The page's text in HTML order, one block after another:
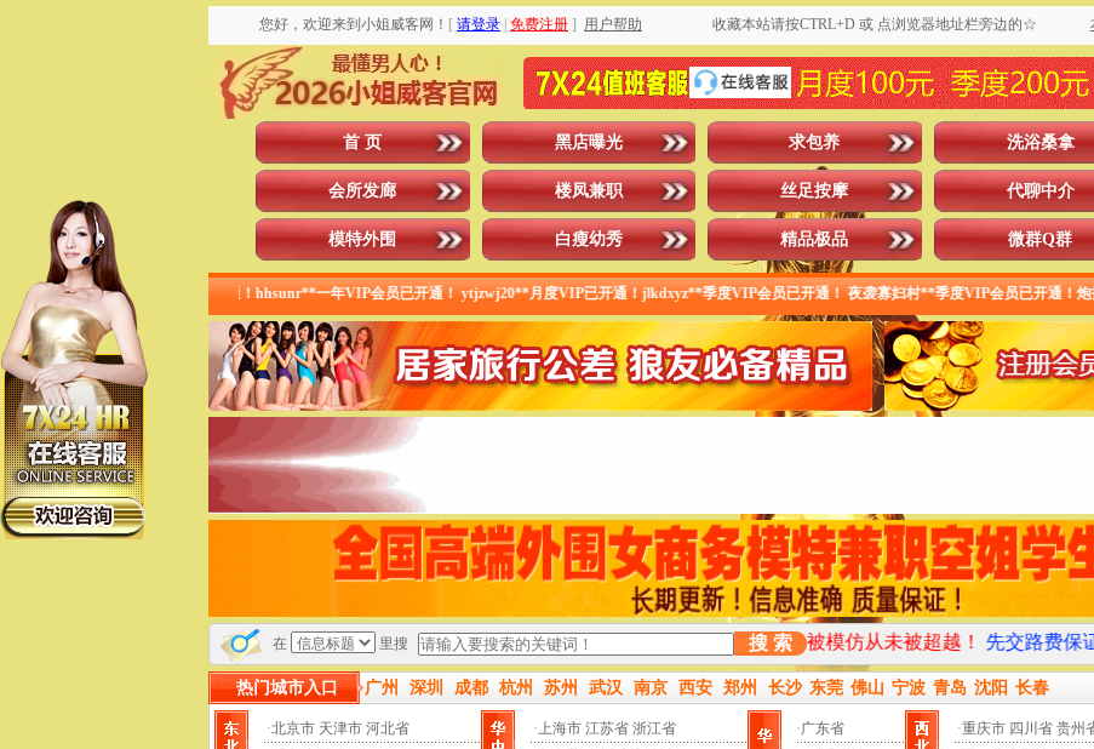
您好，欢迎来到小姐威客网！ [ 请登录 免费注册 ] 用户帮助 收藏本站请按CTRL+D 或 点浏览器地址栏旁边的☆
首 页 黑店曝光 求包养 洗浴桑拿
会所发廊 楼凤兼职 丝足按摩 代聊中介
模特外围 白瘦幼秀 精品极品 微群Q群
度VIP已开通！hhsunr**一年VIP会员已开通！ ytjzwj20**月度VIP已开通！jlkdxyz**季度VIP会员已开通！ 夜袭寡妇村**季度VIP会员已开通！炮
在 里搜 搜 索
为小姐威客官网，帖子数量用户数量更新频率均遥遥领先其他仿冒站点！一直被模仿从未被超越！先交路费保证金然后才上门
热门城市入口 广州 深圳 成都 杭州 苏州 武汉 南京 西安 郑州 长沙 东莞 佛山 宁波 青岛 沈阳 长春
·北京市 天津市 河北省
·上海市 江苏省 浙江省
·广东省
·重庆市 四川省 贵州